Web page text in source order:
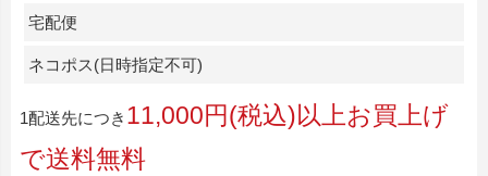
宅配便
ネコポス(日時指定不可)
1配送先につき 11,000円(税込)以上お買上げ
で送料無料